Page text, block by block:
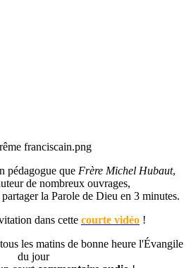
pédagogue que Frère Michel Hubaut,
de nombreux ouvrages,
la Parole de Dieu en 3 minutes.
dans cette courte vidéo !
les matins de bonne heure l'Évangile
du jour